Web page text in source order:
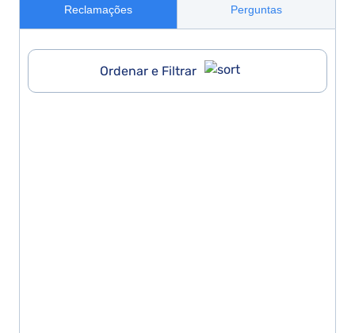
Reclamações Perguntas
Ordenar e Filtrar